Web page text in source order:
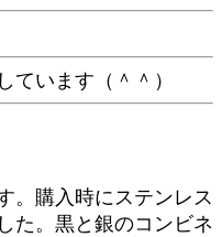
ています（＾＾）
。購入時にステンレス
た。黒と銀のコンビネ